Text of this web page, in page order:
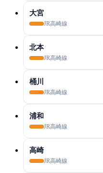
大宮
JR高崎線
北本
JR高崎線
桶川
JR高崎線
浦和
JR高崎線
高崎
JR高崎線